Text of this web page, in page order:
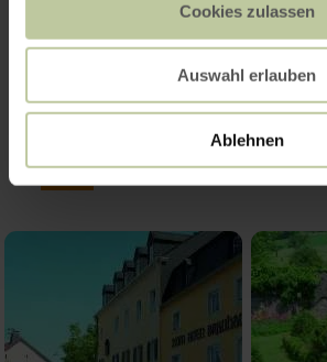
Cookies zulassen
Auswahl erlauben
Ablehnen
Impressies